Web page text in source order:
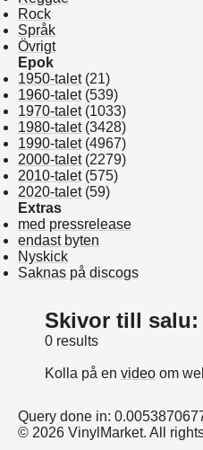
Rock
Språk
Övrigt
Epok
1950-talet(21)
1960-talet(539)
1970-talet(1033)
1980-talet(3428)
1990-talet(4967)
2000-talet(2279)
2010-talet(575)
2020-talet(59)
Extras
med pressrelease
endast byten
Nyskick
Saknas på discogs
Skivor till salu:
0 results
Kolla på en video om
Query done in:
© 2026 VinylMarket. All